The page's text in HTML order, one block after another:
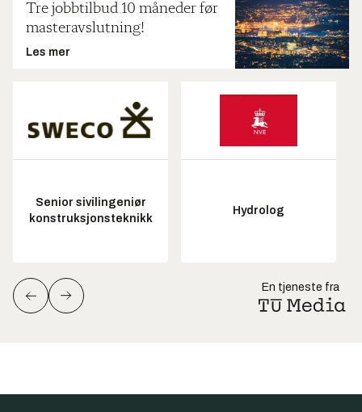
Tre jobbtilbud 10 måneder før
masteravslutning!
Les mer
Senior sivilingeniør
konstruksjonsteknikk
Hydrolog
En tjeneste fra